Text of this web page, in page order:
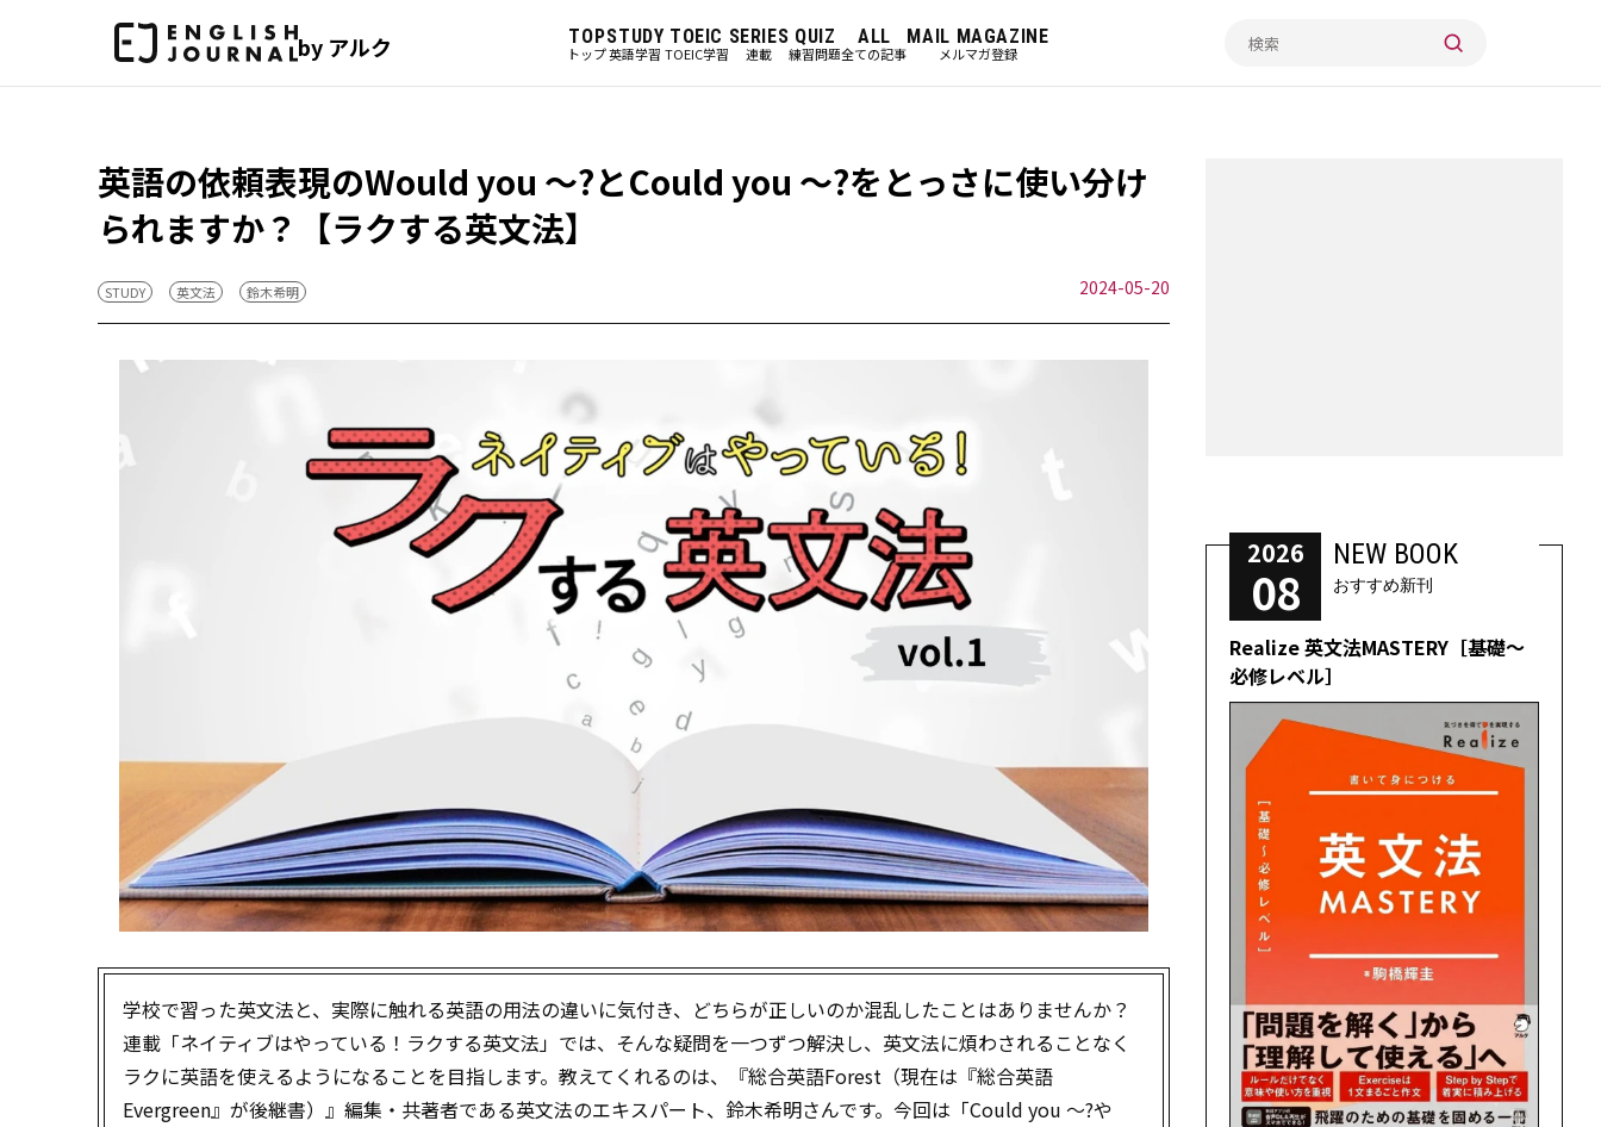
by アルク TOP
トップ
STUDY
英語学習
TOEIC
TOEIC学習
SERIES
連載
QUIZ
練習問題
ALL
全ての記事
MAIL MAGAZINE
メルマガ登録
英語の依頼表現のWould you ～?とCould you ～?をとっさに使い分け
られますか？【ラクする英文法】
STUDY 英文法 鈴木希明 2024-05-20
学校で習った英文法と、実際に触れる英語の用法の違いに気付き、どちらが正しいのか混乱したことはありませんか？
連載「ネイティブはやっている！ラクする英文法」では、そんな疑問を一つずつ解決し、英文法に煩わされることなく
ラクに英語を使えるようになることを目指します。教えてくれるのは、『総合英語Forest（現在は『総合英語
Evergreen』が後継書）』編集・共著者である英文法のエキスパート、鈴木希明さんです。今回は「Could you ～?や
2026
08
NEW BOOK
おすすめ新刊
Realize 英文法MASTERY［基礎～
必修レベル］